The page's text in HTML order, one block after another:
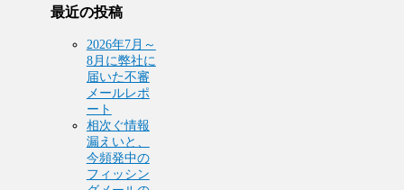
最近の投稿
2026年7月～
8月に弊社に
届いた不審
メールレポ
ート
相次ぐ情報
漏えいと、
今頻発中の
フィッシン